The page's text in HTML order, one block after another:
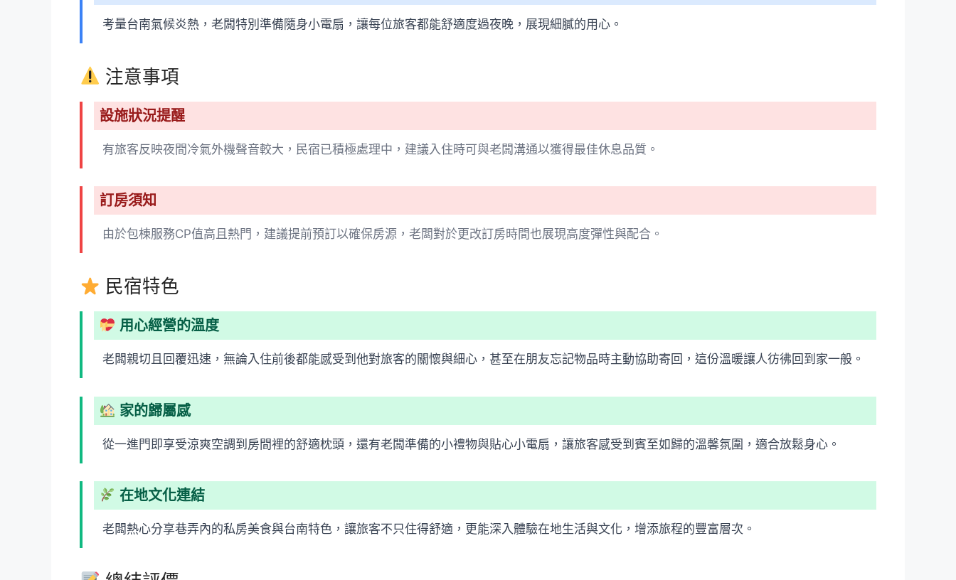
考量台南氣候炎熱，老闆特別準備隨身小電扇，讓每位旅客都能舒適度過夜晚，展現細膩的用心。
注意事項
設施狀況提醒
有旅客反映夜間冷氣外機聲音較大，民宿已積極處理中，建議入住時可與老闆溝通以獲得最佳休息品質。
訂房須知
由於包棟服務CP值高且熱門，建議提前預訂以確保房源，老闆對於更改訂房時間也展現高度彈性與配合。
民宿特色
用心經營的溫度
老闆親切且回覆迅速，無論入住前後都能感受到他對旅客的關懷與細心，甚至在朋友忘記物品時主動協助寄回，這份溫暖讓人彷彿回到家一般。
家的歸屬感
從一進門即享受涼爽空調到房間裡的舒適枕頭，還有老闆準備的小禮物與貼心小電扇，讓旅客感受到賓至如歸的溫馨氛圍，適合放鬆身心。
在地文化連結
老闆熱心分享巷弄內的私房美食與台南特色，讓旅客不只住得舒適，更能深入體驗在地生活與文化，增添旅程的豐富層次。